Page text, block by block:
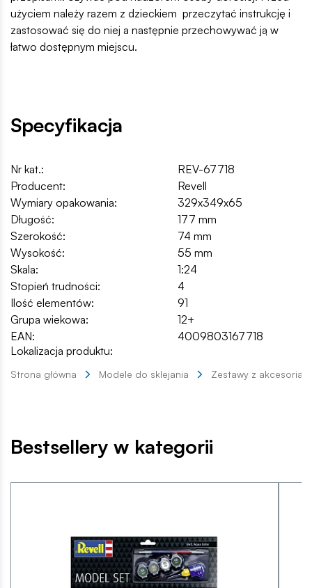
użyciem należy razem z dzieckiem przeczytać instrukcję i
zastosować się do niej a następnie przechowywać ją w
łatwo dostępnym miejscu.
Specyfikacja
Nr kat.:
REV-67718
Producent:
Revell
Wymiary opakowania:
329x349x65
Długość:
177 mm
Szerokość:
74 mm
Wysokość:
55 mm
Skala:
1:24
Stopień trudności:
4
Ilość elementów:
91
Grupa wiekowa:
12+
EAN:
4009803167718
Lokalizacja produktu:
Strona główna Modele do sklejania Zestawy z akcesoriami
Bestsellery w kategorii